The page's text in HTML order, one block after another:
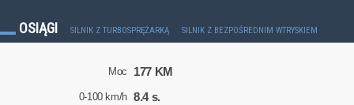
OSIĄGI SILNIK Z TURBOSPRĘŻARKĄ SILNIK Z BEZPOŚREDNIM WTRYSKIEM
Moc 177 KM
0-100 km/h 8.4 s.